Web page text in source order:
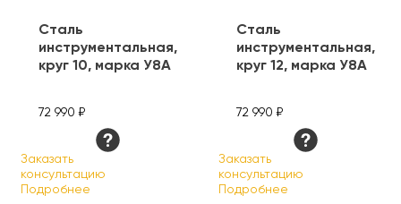
Сталь
инструментальная,
круг 10, марка У8А
72 990 ₽
Заказать
консультацию
Подробнее
Сталь
инструментальная,
круг 12, марка У8А
72 990 ₽
Заказать
консультацию
Подробнее